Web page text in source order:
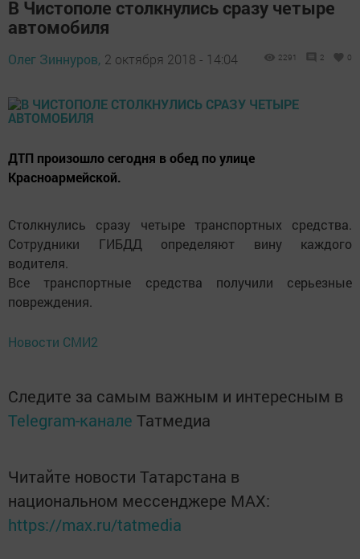
В Чистополе столкнулись сразу четыре
автомобиля
Олег Зиннуров, 2 октября 2018 - 14:04 2291 2 0
ДТП произошло сегодня в обед по улице
Красноармейской.
Столкнулись сразу четыре транспортных средства.
Сотрудники ГИБДД определяют вину каждого
водителя.
Все транспортные средства получили серьезные
повреждения.
Новости СМИ2
Следите за самым важным и интересным в
Telegram-канале Татмедиа
Читайте новости Татарстана в
национальном мессенджере MАХ:
https://max.ru/tatmedia